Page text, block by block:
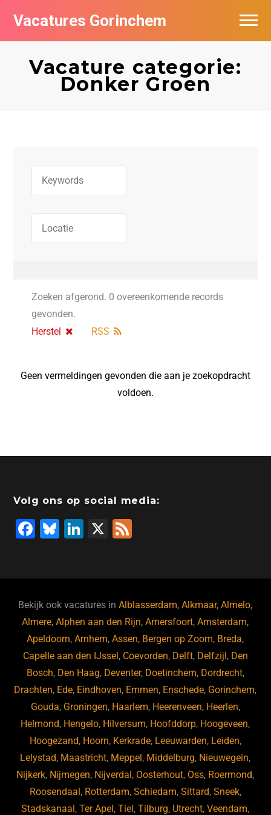
Vacatures Gorinchem
Vacature categorie:
Donker Groen
Zoeken afgerond. 0 overeenkomende records
gevonden.
Herstel
RSS
Geen vermeldingen gevonden die aan je zoekopdracht
voldoen.
Volg ons op social media:
F
b
o
o
k
Bl
ky
Li
dI
n
X
Bekijk ook vacatures inAlblasserdam,Alkmaar,Almelo,
Almere,Alphen aan den Rijn,Amersfoort,Amsterdam,
Apeldoorn,Arnhem,Assen, Bergen op Zoom, Breda,
Capelle aan den IJssel , Coevorden, Delft, Delfzijl , Den
Bosch, Den Haag, Deventer, Doetinchem, Dordrecht,
Drachten, Ede, Eindhoven, Emmen, Enschede, Gorinchem,
Gouda, Groningen, Haarlem, Heerenveen, Heerlen,
Helmond, Hengelo, Hilversum, Hoofddorp, Hoogeveen,
Hoogezand, Hoorn, Kerkrade, Leeuwarden, Leiden,
Lelystad, Maastricht, Meppel , Middelburg, Nieuwegein,
Nijkerk, Nijmegen, Nijverdal , Oosterhout, Oss, Roermond,
Roosendaal , Rotterdam, Schiedam, Sittard, Sneek,
Stadskanaal ,Ter Apel ,Tiel ,Tilburg, Utrecht,Veendam,
Vacatures bij bedrijven in Gorinchem
De populairste vacatures in Gorinchem